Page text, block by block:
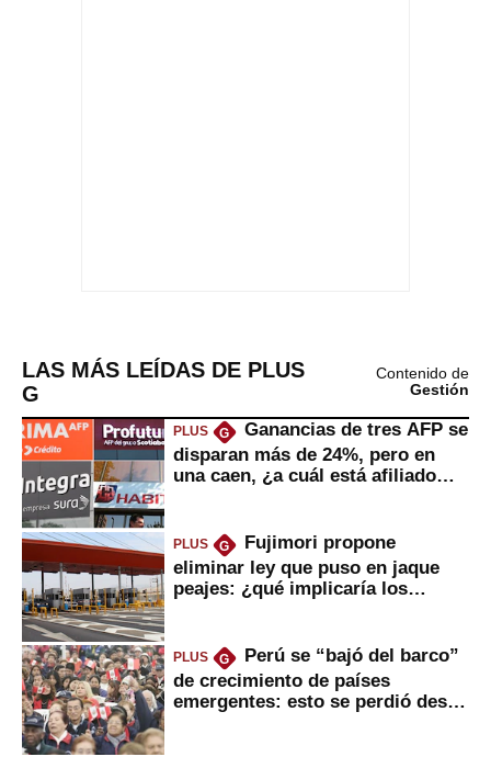
LAS MÁS LEÍDAS DE PLUS
G
Contenido de
Gestión
PLUS G
Ganancias de tres AFP se
disparan más de 24%, pero en
una caen, ¿a cuál está afiliado
PLUS G
Fujimori propone
eliminar ley que puso en jaque
peajes: ¿qué implicaría los
PLUS G
Perú se “bajó del barco”
de crecimiento de países
emergentes: esto se perdió desde